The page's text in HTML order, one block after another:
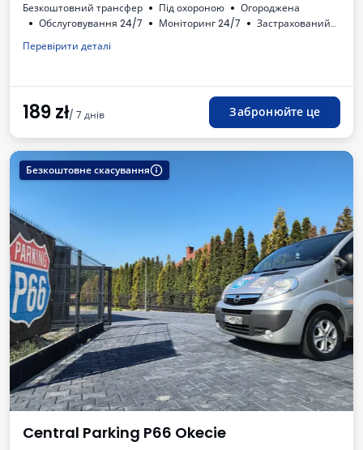
Безкоштовний трансфер Під охороною
Огороджена
Обслуговування 24/7
Моніторинг 24/7
Застрахований
Перевірити деталі
189zł/ 7 днів Забронюйте це
Безкоштовне скасування
Central Parking P66 Okecie